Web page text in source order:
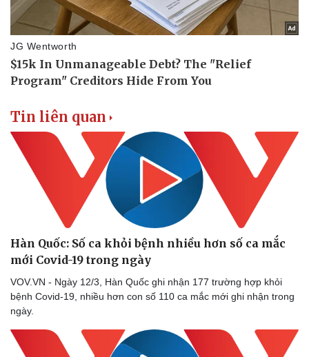
Thể thao
Lịch thi đấu bóng đá
Thế giới thể thao
eSports
Ô tô - Xe máy
Ô tô
Xe máy
Tư vấn
Tin liên quan
Hàn Quốc: Số ca khỏi bệnh nhiều hơn số ca mắc
mới Covid-19 trong ngày
VOV.VN - Ngày 12/3, Hàn Quốc ghi nhận 177 trường hợp khỏi
bệnh Covid-19, nhiều hơn con số 110 ca mắc mới ghi nhận trong
ngày.